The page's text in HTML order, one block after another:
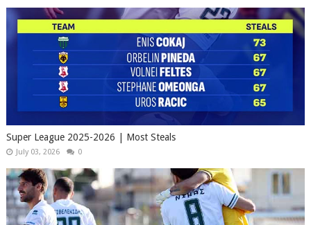
Super League 2025-2026 | Most Steals
July 03, 2026 0